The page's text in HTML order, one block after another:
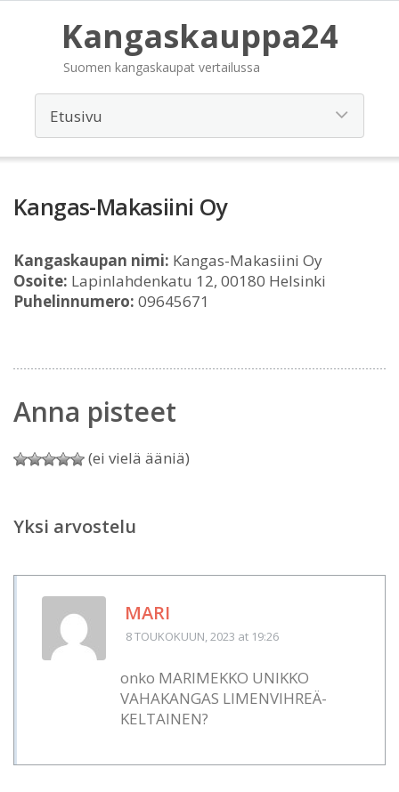
Kangaskauppa24
Suomen kangaskaupat vertailussa
Kangas-Makasiini Oy
Kangaskaupan nimi: Kangas-Makasiini Oy
Osoite: Lapinlahdenkatu 12, 00180 Helsinki
Puhelinnumero: 09645671
Anna pisteet
(ei vielä ääniä)
Yksi arvostelu
MARI
8 TOUKOKUUN, 2023 at 19:26
onko MARIMEKKO UNIKKO
VAHAKANGAS LIMENVIHREÄ-
KELTAINEN?